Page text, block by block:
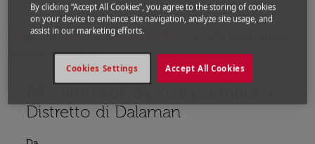
Home Voli Voli per Turchia
Distretto di Dalaman
Distretto di Dalaman
By clicking “Accept All Cookies”, you agree to the storing of cookies
on your device to enhance site navigation, analyze site usage, and
assist in our marketing efforts.
Accept All Cookies
Cookies Settings